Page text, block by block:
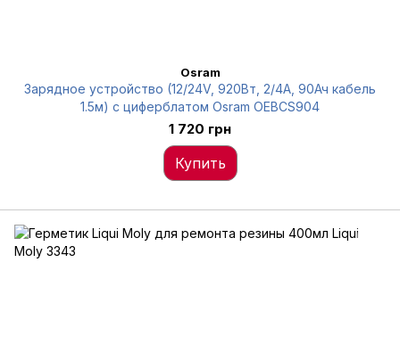
Osram
Зарядное устройство (12/24V, 920Вт, 2/4А, 90Ач кабель
1.5м) с циферблатом Osram OEBCS904
1 720 грн
Купить